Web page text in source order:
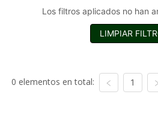
Los filtros aplicados no han
LIMPIAR
0 elementos en total: 1